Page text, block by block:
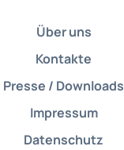
Über uns
Kontakte
Presse / Downloads
Impressum
Datenschutz